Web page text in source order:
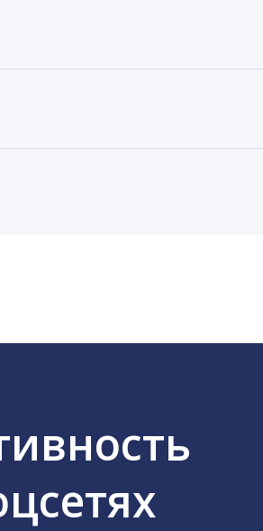
автоматические отчеты с
сведения за 3 года, а